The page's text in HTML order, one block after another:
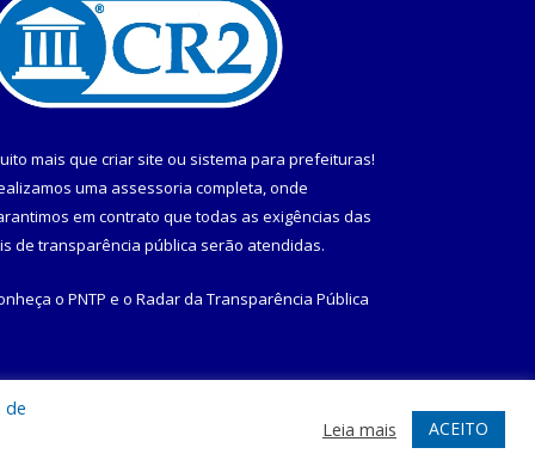
mais que criar site ou sistema para prefeituras!
uma assessoria completa, onde
em contrato que todas as exigências das
de transparência pública serão atendidas.
o PNTP e o Radar da Transparência Pública
Acessar Webmail
de
Leia mais
ACEITO